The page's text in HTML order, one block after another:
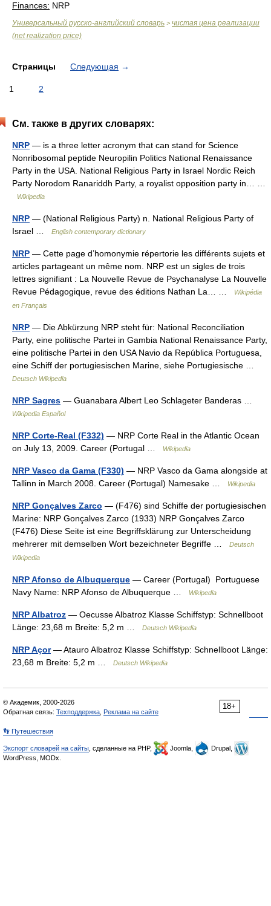
Finances: NRP
Универсальный русско-английский словарь > чистая цена реализации
(net realization price)
Страницы Следующая →
1 2
См. также в других словарях:
NRP — is a three letter acronym that can stand for Science
Nonribosomal peptide Neuropilin Politics National Renaissance
Party in the USA. National Religious Party in Israel Nordic Reich
Party Norodom Ranariddh Party, a royalist opposition party in… …
Wikipedia
NRP — (National Religious Party) n. National Religious Party of
Israel …
English contemporary dictionary
NRP — Cette page d’homonymie répertorie les différents sujets et
articles partageant un même nom. NRP est un sigles de trois
lettres signifiant : La Nouvelle Revue de Psychanalyse La Nouvelle
Revue Pédagogique, revue des éditions Nathan La… …
Wikipédia
en Français
NRP — Die Abkürzung NRP steht für: National Reconciliation
Party, eine politische Partei in Gambia National Renaissance Party,
eine politische Partei in den USA Navio da República Portuguesa,
eine Schiff der portugiesischen Marine, siehe Portugiesische …
Deutsch Wikipedia
NRP Sagres — Guanabara Albert Leo Schlageter Banderas …
Wikipedia Español
NRP Corte-Real (F332) — NRP Corte Real in the Atlantic Ocean
on July 13, 2009. Career (Portugal …
Wikipedia
NRP Vasco da Gama (F330) — NRP Vasco da Gama alongside at
Tallinn in March 2008. Career (Portugal) Namesake …
Wikipedia
NRP Gonçalves Zarco — (F476) sind Schiffe der portugiesischen
Marine: NRP Gonçalves Zarco (1933) NRP Gonçalves Zarco
(F476) Diese Seite ist eine Begriffsklärung zur Unterscheidung
mehrerer mit demselben Wort bezeichneter Begriffe …
Deutsch
Wikipedia
NRP Afonso de Albuquerque — Career (Portugal) Portuguese
Navy Name: NRP Afonso de Albuquerque …
Wikipedia
NRP Albatroz — Oecusse Albatroz Klasse Schiffstyp: Schnellboot
Länge: 23,68 m Breite: 5,2 m …
Deutsch Wikipedia
NRP Açor— Atauro Albatroz Klasse Schiffstyp: Schnellboot Länge:
23,68 m Breite: 5,2 m …
Deutsch Wikipedia
18+
© Академик, 2000-2026
Обратная связь: Техподдержка Реклама на сайте
👣 Путешествия
Экспорт словарей на сайты , сделанные на PHP, Joomla,
Drupal,
WordPress, MODx.